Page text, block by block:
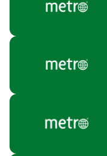
Россия
Еда
Театр